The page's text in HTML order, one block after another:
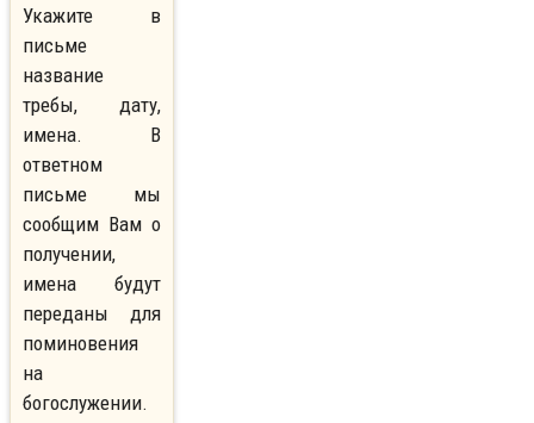
Укажите в
письме
название
требы, дату,
имена. В
ответном
письме мы
сообщим Вам о
получении,
имена будут
переданы для
поминовения
на
богослужении.